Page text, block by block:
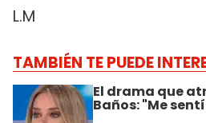
L.M
TAMBIÉN TE PUEDE
El drama que
Baños: "Me